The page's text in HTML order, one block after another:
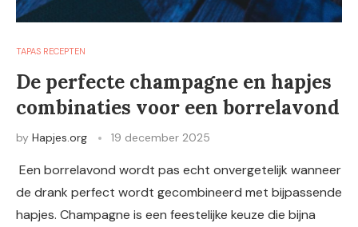
TAPAS RECEPTEN
De perfecte champagne en hapjes
combinaties voor een borrelavond
by Hapjes.org 19 december 2025
Een borrelavond wordt pas echt onvergetelijk wanneer
de drank perfect wordt gecombineerd met bijpassende
hapjes. Champagne is een feestelijke keuze die bijna